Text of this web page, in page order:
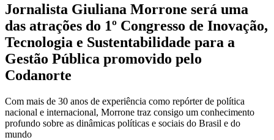
Jornalista Giuliana Morrone será uma
das atrações do 1º Congresso de Inovação,
Tecnologia e Sustentabilidade para a
Gestão Pública promovido pelo
Codanorte
Com mais de 30 anos de experiência como repórter de política
nacional e internacional, Morrone traz consigo um conhecimento
profundo sobre as dinâmicas políticas e sociais do Brasil e do
mundo